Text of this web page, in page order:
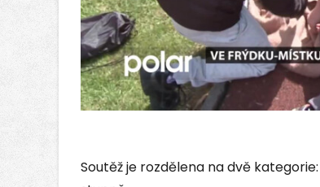
Soutěž je rozdělena na dvě